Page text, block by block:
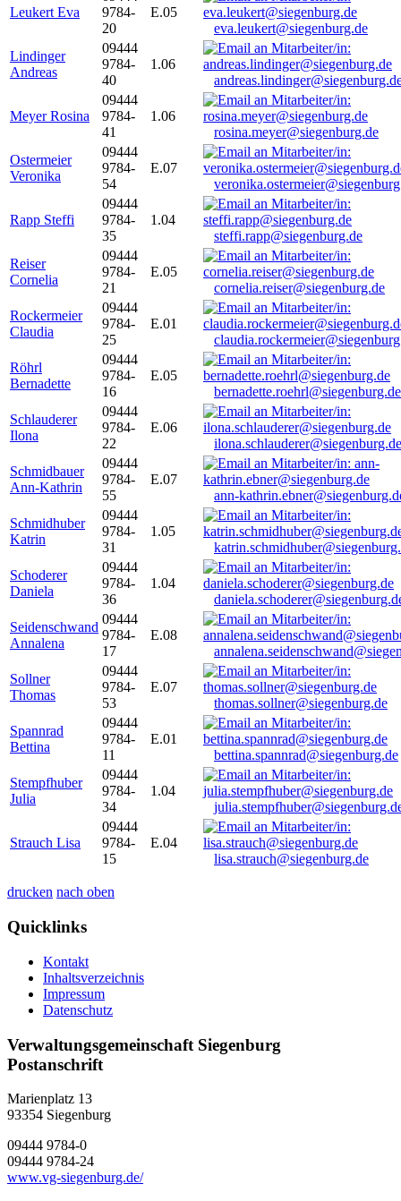
Leukert Eva
9784-
20
E.05
eva.leukert@siegenburg.de
Lindinger
Andreas
09444
9784-
40
1.06
Meyer Rosina
09444
9784-
41
1.06
rosina.meyer@siegenburg.de
Ostermeier
Veronika
09444
9784-
54
E.07
Rapp Steffi
09444
9784-
35
1.04
steffi.rapp@siegenburg.de
Reiser
Cornelia
09444
9784-
21
E.05
cornelia.reiser@siegenburg.de
Rockermeier
Claudia
09444
9784-
25
E.01
Röhrl
Bernadette
09444
9784-
16
E.05
bernadette.roehrl@siegenburg.de
Schlauderer
Ilona
09444
9784-
22
E.06
ilona.schlauderer@siegenburg.de
Schmidbauer
Ann-Kathrin
09444
9784-
55
E.07
ann-
Schmidhuber
Katrin
09444
9784-
31
1.05
Schoderer
Daniela
09444
9784-
36
1.04
Seidenschwand
Annalena
09444
9784-
17
E.08
Sollner
Thomas
09444
9784-
53
E.07
thomas.sollner@siegenburg.de
Spannrad
Bettina
09444
9784-
11
E.01
bettina.spannrad@siegenburg.de
Stempfhuber
Julia
09444
9784-
34
1.04
Strauch Lisa
09444
9784-
15
E.04
lisa.strauch@siegenburg.de
drucken nach oben
Quicklinks
Kontakt
Inhaltsverzeichnis
Impressum
Datenschutz
Verwaltungsgemeinschaft Siegenburg
Postanschrift
Marienplatz 13
93354 Siegenburg
09444 9784-0
09444 9784-24
www.vg-siegenburg.de/